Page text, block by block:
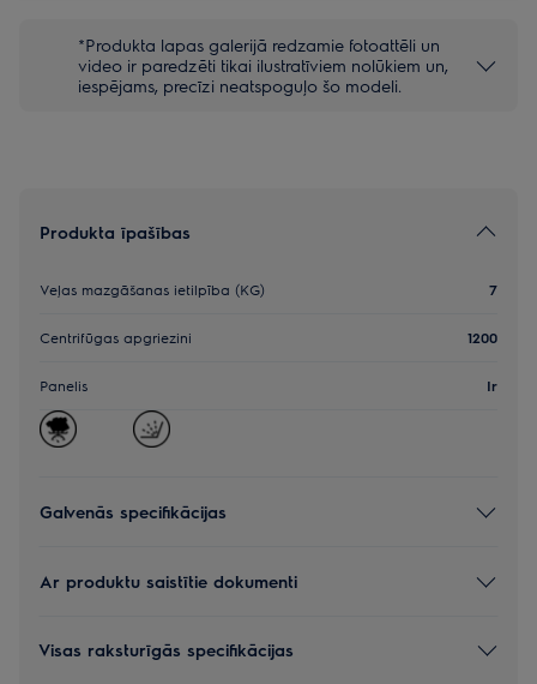
*Produkta lapas galerijā redzamie fotoattēli un
video ir paredzēti tikai ilustratīviem nolūkiem un,
iespējams, precīzi neatspoguļo šo modeli.
Produkta īpašības
Veļas mazgāšanas ietilpība (KG) 7
Centrifūgas apgriezini 1200
Panelis Ir
Galvenās specifikācijas
Ar produktu saistītie dokumenti
Visas raksturīgās specifikācijas